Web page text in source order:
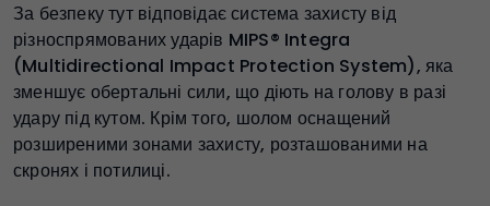
За безпеку тут відповідає система захисту від
різноспрямованих ударів MIPS® Integra
(Multidirectional Impact Protection System), яка
зменшує обертальні сили, що діють на голову в разі
удару під кутом. Крім того, шолом оснащений
розширеними зонами захисту, розташованими на
скронях і потилиці.